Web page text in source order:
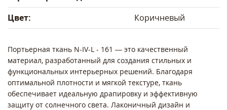
Цвет:
Коричневый
Портьерная ткань N-IV-L - 161 — это качественный
материал, разработанный для создания стильных и
функциональных интерьерных решений. Благодаря
оптимальной плотности и мягкой текстуре, ткань
обеспечивает идеальную драпировку и эффективную
защиту от солнечного света. Лаконичный дизайн и